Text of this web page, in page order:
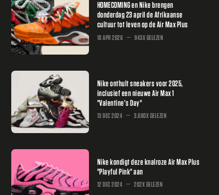
HOMECOMING en Nike brengen
donderdag 23 april de Afrikaanse
cultuur tot leven op de Air Max Plus
10 APR 2026 943X GELEZEN
Nike onthult sneakers voor 2025,
inclusief een nieuwe Air Max 1
"Valentine’s Day"
13 DEC 2024 3.680X GELEZEN
Nike kondigt deze knalroze Air Max Plus
"Playful Pink" aan
12 DEC 2024 202X GELEZEN